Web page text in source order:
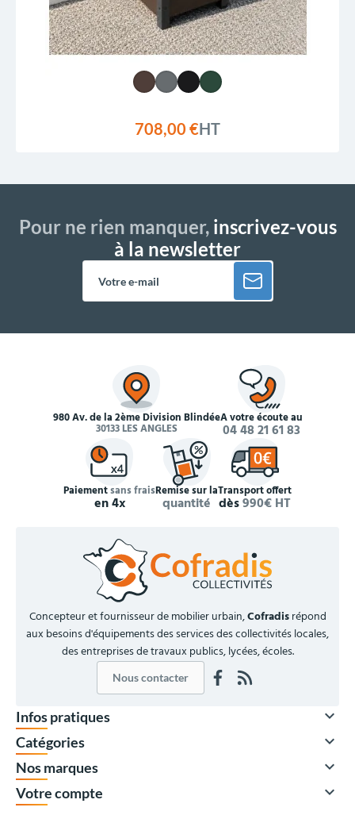
708,00 €HT
Pour ne rien manquer,inscrivez-vous
à la newsletter
980 Av. de la 2ème Division Blindée
30133 LES ANGLES
À votre écoute au
04 48 21 61 83
Paiementsans frais
en 4x
Remise sur la
quantité
Transport offert
dès990€ HT
Concepteur et fournisseur de mobilier urbain,Cofradisrépond
aux besoins d'équipements des services des collectivités locales,
des entreprises de travaux publics, lycées, écoles.
Nous contacter
Infos pratiques 
Catégories 
Nos marques 
Votre compte 